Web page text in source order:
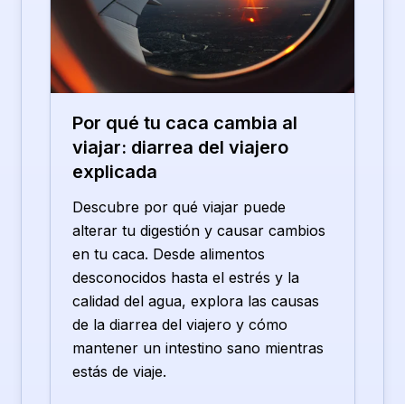
Por qué tu caca cambia al
viajar: diarrea del viajero
explicada
Descubre por qué viajar puede
alterar tu digestión y causar cambios
en tu caca. Desde alimentos
desconocidos hasta el estrés y la
calidad del agua, explora las causas
de la diarrea del viajero y cómo
mantener un intestino sano mientras
estás de viaje.